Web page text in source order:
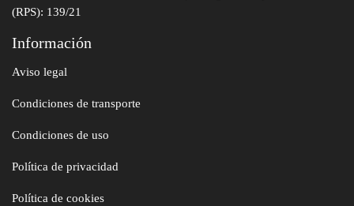
(RPS): 139/21
Información
Aviso legal
Condiciones de transporte
Condiciones de uso
Política de privacidad
Política de cookies